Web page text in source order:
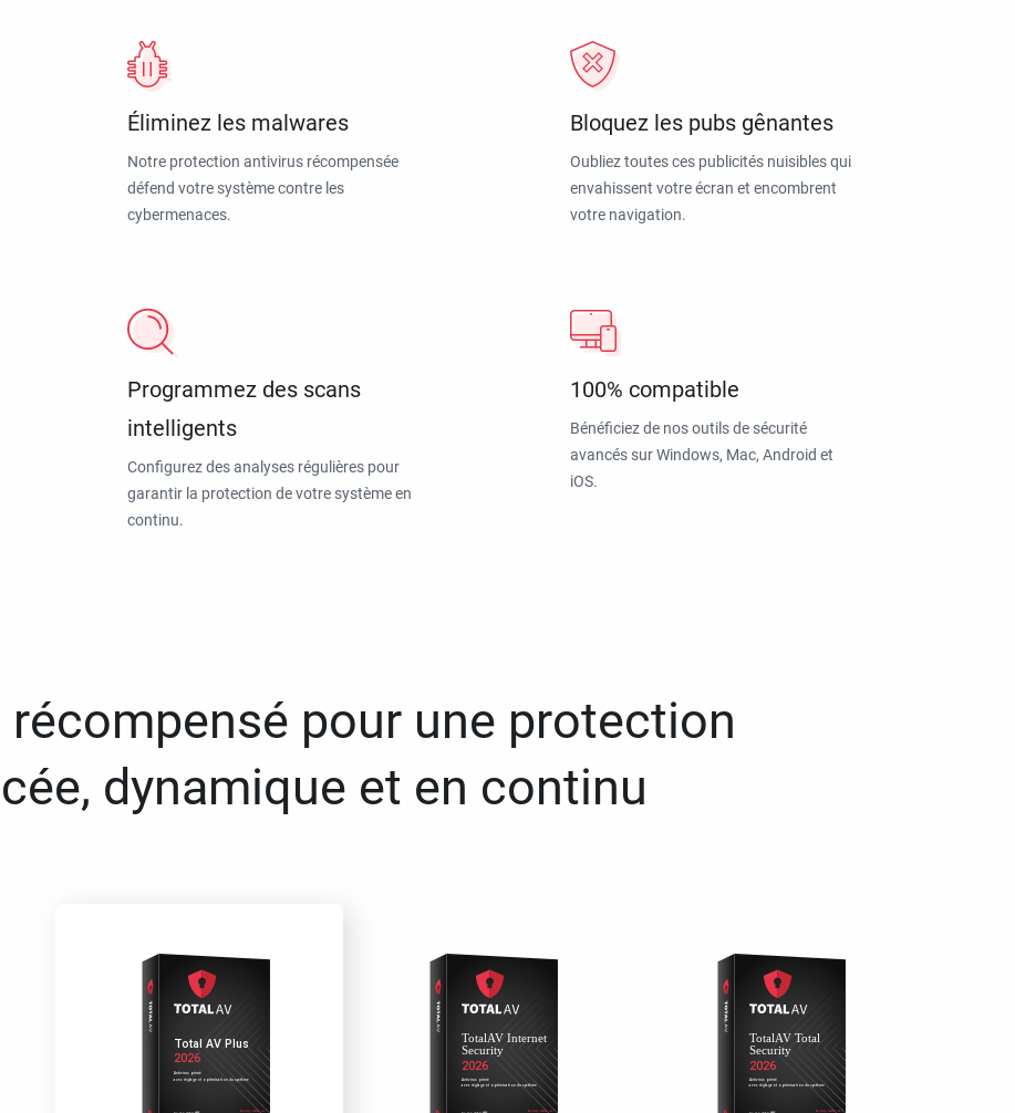
Éliminez les malwares
Notre protection antivirus récompensée
défend votre système contre les
cybermenaces.
Bloquez les pubs gênantes
Oubliez toutes ces publicités nuisibles qui
envahissent votre écran et encombrent
votre navigation.
Programmez des scans
intelligents
Configurez des analyses régulières pour
garantir la protection de votre système en
continu.
100% compatible
Bénéficiez de nos outils de sécurité
avancés sur Windows, Mac, Android et
iOS.
pour une protection
dynamique et en continu